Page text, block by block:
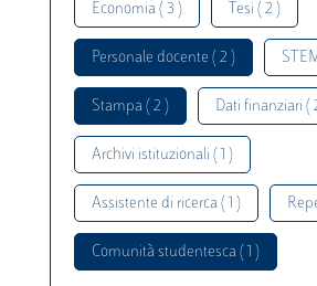
Economia ( 3 ) Tesi ( 2 )
Personale docente ( 2 )
Stampa ( 2 ) Dati finanziari (
Archivi istituzionali ( 1 )
Assistente di ricerca ( 1 )
Comunità studentesca ( 1 )